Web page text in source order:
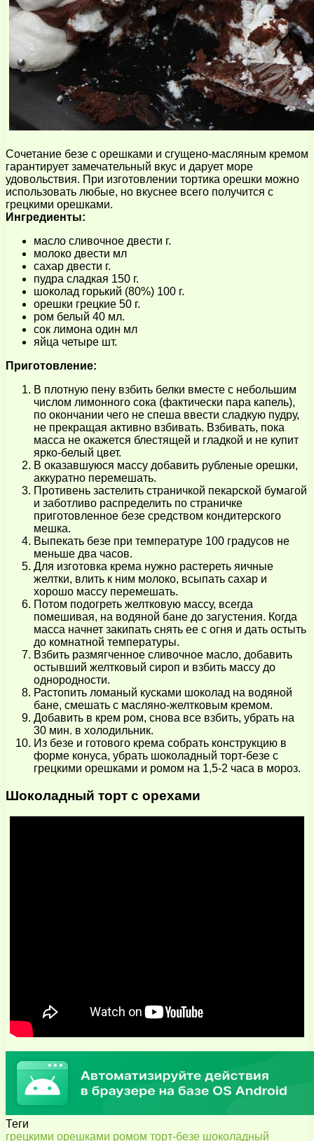
Сочетание безе с орешками и сгущено-масляным кремом
гарантирует замечательный вкус и дарует море
удовольствия. При изготовлении тортика орешки можно
использовать любые, но вкуснее всего получится с
грецкими орешками.
Ингредиенты:
масло сливочное двести г.
молоко двести мл
сахар двести г.
пудра сладкая 150 г.
шоколад горький (80%) 100 г.
орешки грецкие 50 г.
ром белый 40 мл.
сок лимона один мл
яйца четыре шт.
Приготовление:
В плотную пену взбить белки вместе с небольшим
числом лимонного сока (фактически пара капель),
по окончании чего не спеша ввести сладкую пудру,
не прекращая активно взбивать. Взбивать, пока
масса не окажется блестящей и гладкой и не купит
ярко-белый цвет.
В оказавшуюся массу добавить рубленые орешки,
аккуратно перемешать.
Противень застелить страничкой пекарской бумагой
и заботливо распределить по страничке
приготовленное безе средством кондитерского
мешка.
Выпекать безе при температуре 100 градусов не
меньше два часов.
Для изготовка крема нужно растереть яичные
желтки, влить к ним молоко, всыпать сахар и
хорошо массу перемешать.
Потом подогреть желтковую массу, всегда
помешивая, на водяной бане до загустения. Когда
масса начнет закипать снять ее с огня и дать остыть
до комнатной температуры.
Взбить размягченное сливочное масло, добавить
остывший желтковый сироп и взбить массу до
однородности.
Растопить ломаный кусками шоколад на водяной
бане, смешать с масляно-желтковым кремом.
Добавить в крем ром, снова все взбить, убрать на
30 мин. в холодильник.
Из безе и готового крема собрать конструкцию в
форме конуса, убрать шоколадный торт-безе с
грецкими орешками и ромом на 1,5-2 часа в мороз.
Шоколадный торт с орехами
Теги
грецкими орешками ромом торт-безе шоколадный